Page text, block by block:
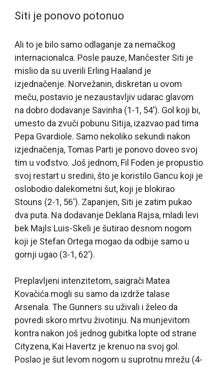
Siti je ponovo potonuo
Ali to je bilo samo odlaganje za nemačkog
internacionalca. Posle pauze, Mančester Siti je
mislio da su uverili Erling Haaland je
izjednačenje. Norvežanin, diskretan u ovom
meču, postavio je nezaustavljiv udarac glavom
na dobro dodavanje Savinha (1-1, 54′). Gol koji bi,
umesto da zvuči pobunu Sitija, izazvao pad tima
Pepa Gvardiole. Samo nekoliko sekundi nakon
izjednačenja, Tomas Parti je ponovo doveo svoj
tim u vođstvo. Još jednom, Fil Foden je propustio
svoj restart u sredini, što je koristilo Gancu koji je
oslobodio dalekometni šut, koji je blokirao
Stouns (2-1, 56′). Zapanjen, Siti je zatim pukao
dva puta. Na dodavanje Deklana Rajsa, mladi levi
bek Majls Luis-Skeli je šutirao desnom nogom
koji je Stefan Ortega mogao da odbije samo u
gornji ugao (3-1, 62′).
Preplavljeni intenzitetom, saigrači Matea
Kovačića mogli su samo da izdrže talase
Arsenala. The Gunners su uživali i želeo da
povredi skoro mrtvu životinju. Na munjevitom
kontra nakon još jednog gubitka lopte od strane
Cityzena, Kai Havertz je krenuo na svoj gol.
Poslao je šut levom nogom u suprotnu mrežu (4-